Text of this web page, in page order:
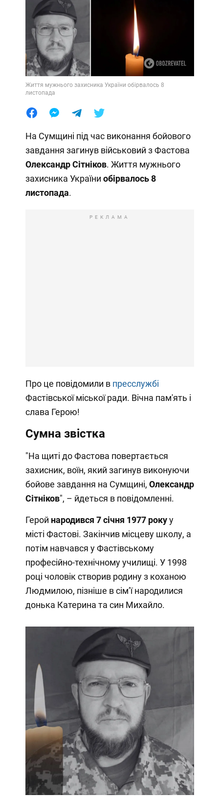
Життя мужнього захисника України обірвалось 8
листопада
На Сумщині під час виконання бойового
завдання загинув військовий з Фастова
Олександр Сітніков. Життя мужнього
захисника України обірвалось 8
листопада.
РЕКЛАМА
Про це повідомили в пресслужбі
Фастівської міської ради. Вічна пам'ять і
слава Герою!
Сумна звістка
"На щиті до Фастова повертається
захисник, воїн, який загинув виконуючи
бойове завдання на Сумщині, Олександр
Сітніков", – йдеться в повідомленні.
Герой народився 7 січня 1977 рокуу
місті Фастові. Закінчив місцеву школу, а
потім навчався у Фастівському
професійно-технічному училищі. У 1998
році чоловік створив родину з коханою
Людмилою, пізніше в сім’ї народилися
донька Катерина та син Михайло.